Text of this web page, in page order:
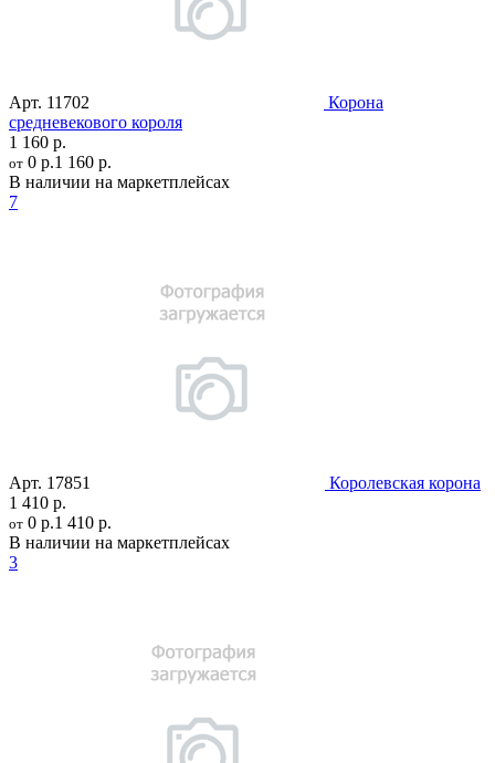
Арт. 11702
Корона
средневекового короля
1 160 р.
от 0 р.1 160 р.
В наличии на маркетплейсах
7
Арт. 17851
Королевская корона
1 410 р.
от 0 р.1 410 р.
В наличии на маркетплейсах
3